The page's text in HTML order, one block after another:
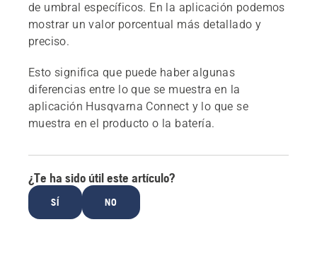
de umbral específicos. En la aplicación podemos
mostrar un valor porcentual más detallado y
preciso.
Esto significa que puede haber algunas
diferencias entre lo que se muestra en la
aplicación Husqvarna Connect y lo que se
muestra en el producto o la batería.
¿Te ha sido útil este artículo?
SÍ NO